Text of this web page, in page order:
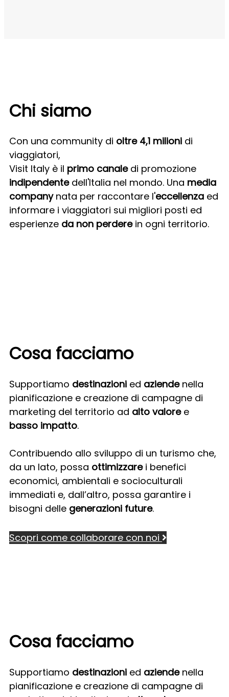
Chi siamo
Con una community di oltre 4,1 milioni di
viaggiatori,
Visit Italy è il primo canale di promozione
indipendentedell'Italia nel mondo. Una media
companynata per raccontare l'eccellenza ed
informare i viaggiatori sui migliori posti ed
esperienze da non perderein ogni territorio.
Cosa facciamo
Supportiamo destinazioni ed aziendenella
pianificazione e creazione di campagne di
marketing del territorio ad alto valoree
basso impatto.
Contribuendo allo sviluppo di un turismo che,
da un lato, possa ottimizzarei benefici
economici, ambientali e socioculturali
immediati e, dall’altro, possa garantire i
bisogni delle generazioni future.
Scopri come collaborare con noi
Cosa facciamo
Supportiamo destinazioni ed aziendenella
pianificazione e creazione di campagne di